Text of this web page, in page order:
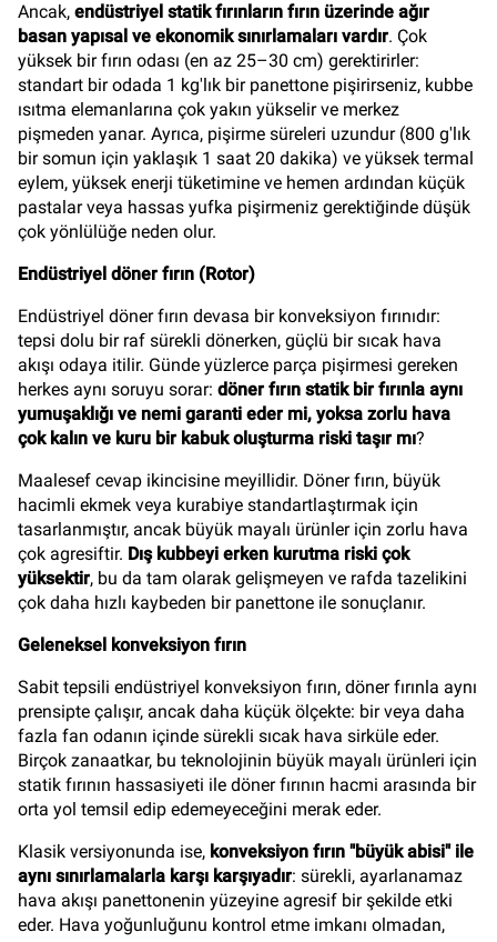
Ancak, endüstriyel statik fırınların fırın üzerinde ağır
basan yapısal ve ekonomik sınırlamaları vardır. Çok
yüksek bir fırın odası (en az 25–30 cm) gerektirirler:
standart bir odada 1 kg'lık bir panettone pişirirseniz, kubbe
ısıtma elemanlarına çok yakın yükselir ve merkez
pişmeden yanar. Ayrıca, pişirme süreleri uzundur (800 g'lık
bir somun için yaklaşık 1 saat 20 dakika) ve yüksek termal
eylem, yüksek enerji tüketimine ve hemen ardından küçük
pastalar veya hassas yufka pişirmeniz gerektiğinde düşük
çok yönlülüğe neden olur.
Endüstriyel döner fırın (Rotor)
Endüstriyel döner fırın devasa bir konveksiyon fırınıdır:
tepsi dolu bir raf sürekli dönerken, güçlü bir sıcak hava
akışı odaya itilir. Günde yüzlerce parça pişirmesi gereken
herkes aynı soruyu sorar: döner fırın statik bir fırınla aynı
yumuşaklığı ve nemi garanti eder mi, yoksa zorlu hava
çok kalın ve kuru bir kabuk oluşturma riski taşır mı?
Maalesef cevap ikincisine meyillidir. Döner fırın, büyük
hacimli ekmek veya kurabiye standartlaştırmak için
tasarlanmıştır, ancak büyük mayalı ürünler için zorlu hava
çok agresiftir. Dış kubbeyi erken kurutma riski çok
yüksektir, bu da tam olarak gelişmeyen ve rafda tazelikini
çok daha hızlı kaybeden bir panettone ile sonuçlanır.
Geleneksel konveksiyon fırın
Sabit tepsili endüstriyel konveksiyon fırın, döner fırınla aynı
prensipte çalışır, ancak daha küçük ölçekte: bir veya daha
fazla fan odanın içinde sürekli sıcak hava sirküle eder.
Birçok zanaatkar, bu teknolojinin büyük mayalı ürünleri için
statik fırının hassasiyeti ile döner fırının hacmi arasında bir
orta yol temsil edip edemeyeceğini merak eder.
Klasik versiyonunda ise, konveksiyon fırın "büyük abisi" ile
aynı sınırlamalarla karşı karşıyadır: sürekli, ayarlanamaz
hava akışı panettonenin yüzeyine agresif bir şekilde etki
eder. Hava yoğunluğunu kontrol etme imkanı olmadan,